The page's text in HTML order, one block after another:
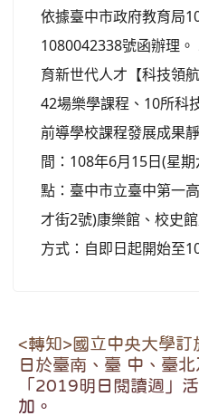
依據臺中市政府教育局
1080042338號函辦理
育新世代人才【科技領
42場樂學課程、10所科
前導學校課程發展成果
間：108年6月15日(星
點：臺中市立臺中第一
才街2號)康樂館、校史
方式：自即日起開始至
<轉知>國立中央大學
日於臺南、臺 中、臺
「2019明日閱讀週」
加。